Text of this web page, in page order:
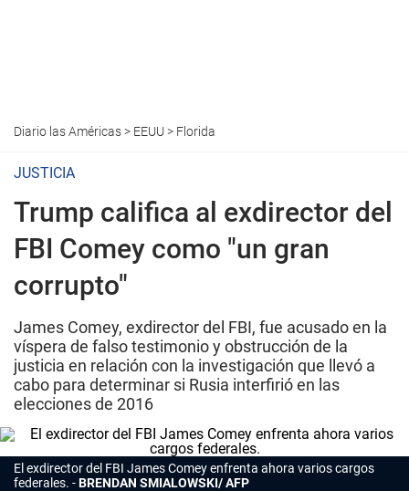
Diario las Américas> EEUU > Florida
JUSTICIA
Trump califica al exdirector del
FBI Comey como "un gran
corrupto"
James Comey, exdirector del FBI, fue acusado en la
víspera de falso testimonio y obstrucción de la
justicia en relación con la investigación que llevó a
cabo para determinar si Rusia interfirió en las
elecciones de 2016
El exdirector del FBI James Comey enfrenta ahora varios cargos
federales.
BRENDAN SMIALOWSKI/ AFP